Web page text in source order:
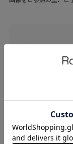
ブランド
本
605
返品・交換
返品